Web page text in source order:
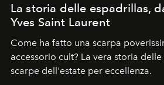
La storia delle espadrillas,
Yves Saint Laurent
Come ha fatto una scarpa
accessorio cult? La vera storia
scarpe dell'estate per eccellenza.